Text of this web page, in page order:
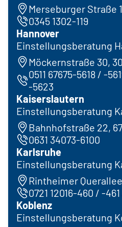
Merseburger Straße
0345 1302-119
Hannover
Einstellungsberatung
Möckernstraße 30,
0511 67675-5618 / -
-5623
Kaiserslautern
Einstellungsberatung
Bahnhofstraße 22,
0631 34073-6100
Karlsruhe
Einstellungsberatung
Rintheimer Querallee
0721 12016-460 / -
Koblenz
Einstellungsberatung